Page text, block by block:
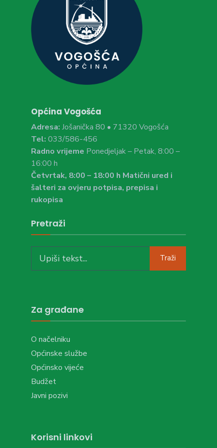
Općina Vogošća
Adresa: Jošanička 80 • 71320 Vogošća
Tel: 033/586-456
Radno vrijeme Ponedjeljak – Petak, 8:00 –
16:00 h
Četvrtak, 8:00 – 18:00 h Matični ured i
šalteri za ovjeru potpisa, prepisa i
rukopisa
Pretraži
for:
Traži
Za građane
O načelniku
Općinske službe
Općinsko vijeće
Budžet
Javni pozivi
Korisni linkovi